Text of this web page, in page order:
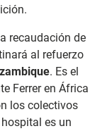
recaudación de
al refuerzo
. Es el
Ferrer en África
los colectivos
es un